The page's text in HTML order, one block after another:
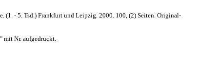
- 5. Tsd.) Frankfurt und Leipzig. 2000. 100, (2) Seiten. Original-
mit Nr. aufgedruckt.